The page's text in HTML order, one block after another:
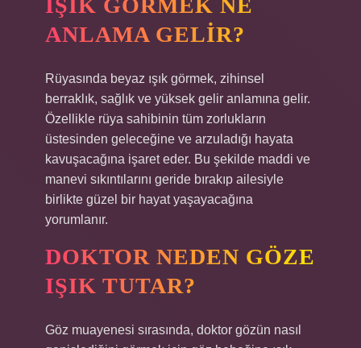
IŞIK GÖRMEK NE
ANLAMA GELIR?
Rüyasında beyaz ışık görmek, zihinsel
berraklık, sağlık ve yüksek gelir anlamına gelir.
Özellikle rüya sahibinin tüm zorlukların
üstesinden geleceğine ve arzuladığı hayata
kavuşacağına işaret eder. Bu şekilde maddi ve
manevi sıkıntılarını geride bırakıp ailesiyle
birlikte güzel bir hayat yaşayacağına
yorumlanır.
DOKTOR NEDEN GÖZE
IŞIK TUTAR?
Göz muayenesi sırasında, doktor gözün nasıl